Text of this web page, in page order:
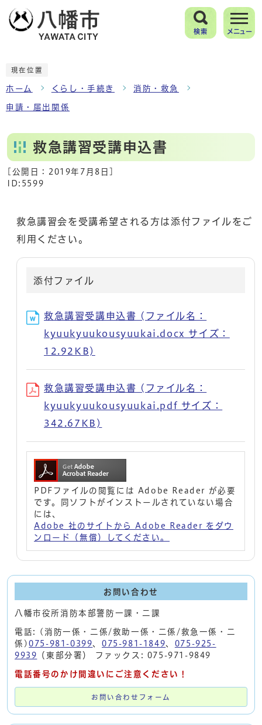
検索 メニュー
現在位置
ホーム くらし・手続き 消防・救急
申請・届出関係
救急講習受講申込書
[公開日： 2019年7月8日
ID:5599
救急講習会を受講希望される方は添付ファイルをご
利用ください。
添付ファイル
救急講習受講申込書 (ファイル名：
kyuukyuukousyuukai.docx サイズ：
12.92KB)
救急講習受講申込書 (ファイル名：
kyuukyuukousyuukai.pdf サイズ：
342.67KB)
PDFファイルの閲覧には Adobe Reader が必要
です。同ソフトがインストールされていない場合
には、
Adobe 社のサイトから Adobe Reader をダウ
ンロード（無償）してください。
お問い合わせ
八幡市役所消防本部警防一課・二課
電話: (消防一係・二係/救助一係・二係/救急一係・二
係)075-981-0399、075-981-1849、 075-925-
9939
（東部分署） ファックス: 075-971-9849
電話番号のかけ間違いにご注意ください！
お問い合わせフォーム